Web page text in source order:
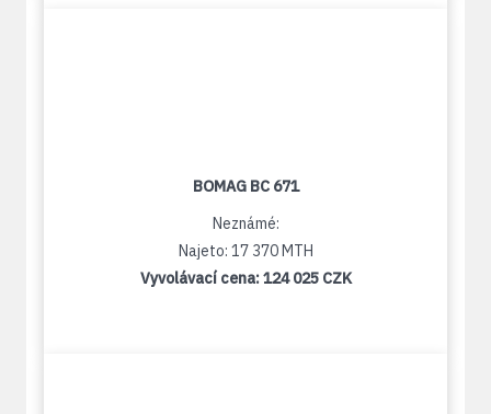
BOMAG BC 671
Neznámé:
Najeto: 17 370 MTH
Vyvolávací cena:124 025 CZK